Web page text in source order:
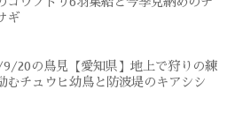
ギ
20の鳥見【愛知県】地上で狩りの練
むチュウヒ幼鳥と防波堤のキアシシ